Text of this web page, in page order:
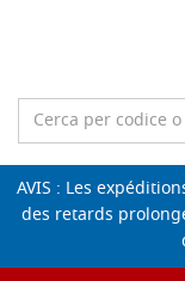
AVIS : Les
des retards